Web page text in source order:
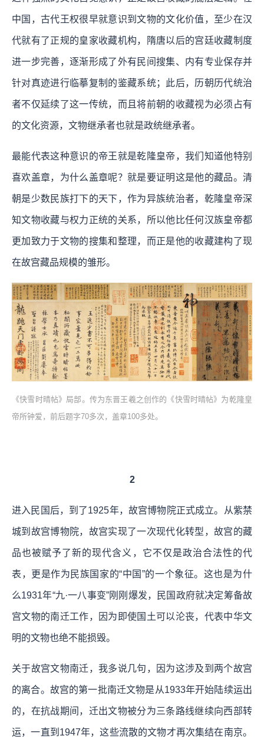
中国，古代王权很早就意识到文物的文化价值，至少在汉
代就有了正规的皇家收藏机构，隋唐以后的宫廷收藏制度
进一步完善，逐渐形成了外有民间搜集、内有专业保存并
针对真迹进行临摹复制的鉴藏系统；此后，历朝历代统治
者不仅延续了这一传统，而且将前朝的收藏视为必须占有
的文化资源，文物继承者也就是政统继承者。
最能代表这种意识的帝王就是乾隆皇帝，我们知道他特别
喜欢盖章，为什么盖章呢？就是要证明这是他的藏品。清
朝是少数民族打下的天下，作为异族统治者，乾隆皇帝深
知文物收藏与权力正统的关系，所以他比任何汉族皇帝都
更加致力于文物的搜集和整理，而正是他的收藏建构了现
在故宫藏品规模的雏形。
《快雪时晴帖》局部。传为东晋王羲之创作的《快雪时晴帖》为乾隆皇
帝所钟爱，前后题字70多次，盖章100多处。
2
进入民国后，到了1925年，故宫博物院正式成立。从紫禁
城到故宫博物院，故宫实现了一次现代化转型，故宫的藏
品也被赋予了新的现代含义，它不仅是政治合法性的代
表，更是作为民族国家的“中国”的一个象征。这也是为什
么1931年“九·一八事变”刚刚爆发，民国政府就决定筹备故
宫文物的南迁工作，因为即使国土可以沦丧，代表中华文
明的文物也绝不能损毁。
关于故宫文物南迁，我多说几句，因为这涉及到两个故宫
的离合。故宫的第一批南迁文物是从1933年开始陆续运出
的，在抗战期间，迁出文物被分为三条路线继续向西部转
运，一直到1947年，这些流散的文物才再次集结在南京。